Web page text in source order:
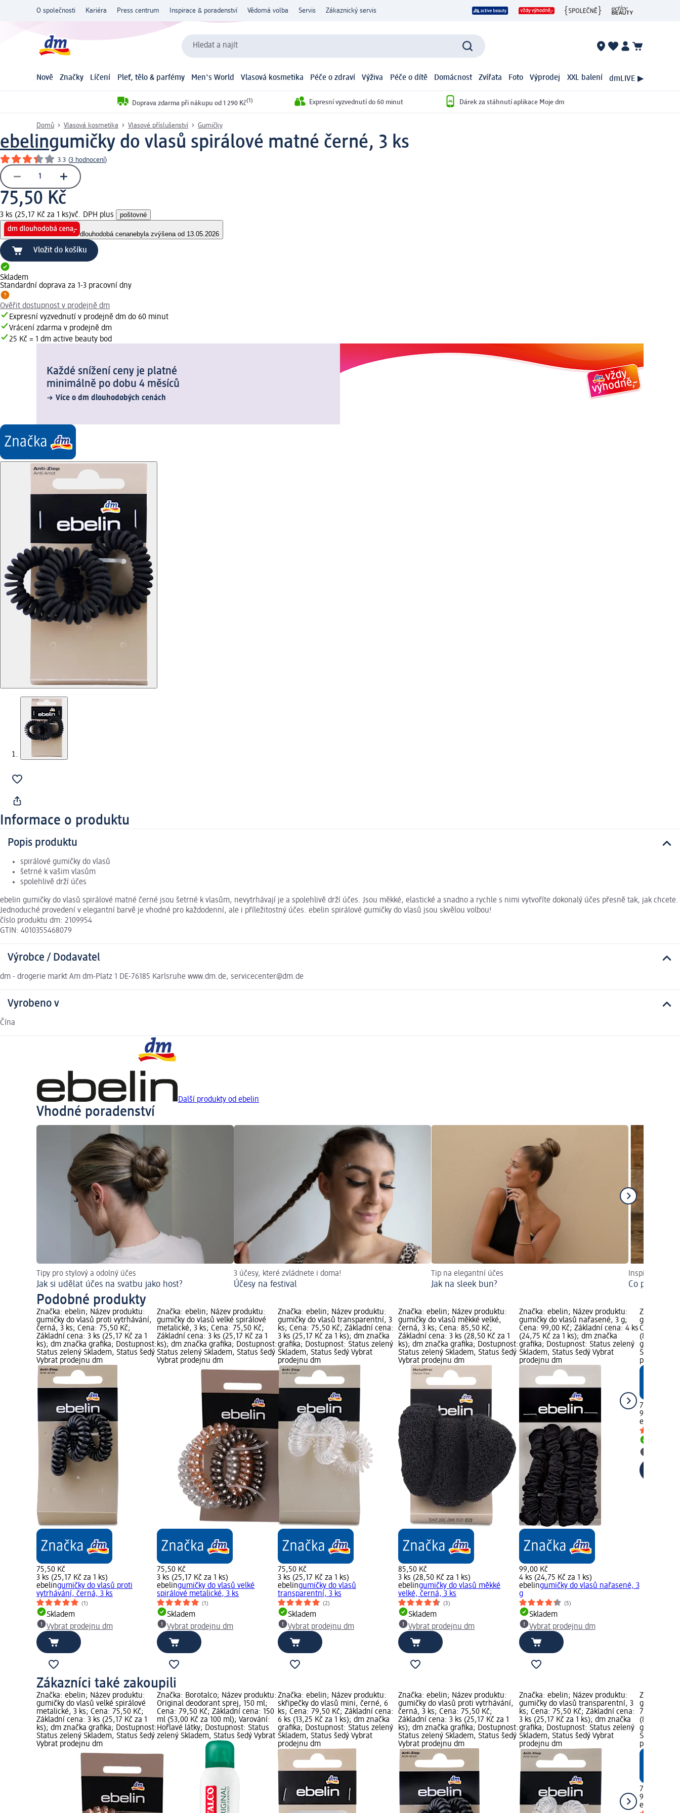
O společnosti Kariéra Press centrum Inspirace & poradenství Vědomá volba Servis Zákaznický servis
Hledat a najít
Nově Značky Líčení Pleť, tělo & parfémy Men's World Vlasová kosmetika Péče o zdraví Výživa Péče o dítě Domácnost Zvířata Foto Výprodej XXL balení dmLIVE ▶
Doprava zdarma při nákupu od 1 290 Kč(1) Expresní vyzvednutí do 60 minut Dárek za stáhnutí aplikace Moje dm
Domů Vlasová kosmetika Vlasové příslušenství Gumičky
ebelingumičky do vlasů spirálové matné černé, 3 ks
3.3 (3 hodnocení)
75,50 Kč
3 ks (25,17 Kč za 1 ks)vč. DPH plus poštovné
dlouhodobá cenanebyla zvýšena od 13.05.2026
Vložit do košíku
Skladem
Standardní doprava za 1-3 pracovní dny
Ověřit dostupnost v prodejně dm
Expresní vyzvednutí v prodejně dm do 60 minut
Vrácení zdarma v prodejně dm
25 Kč = 1 dm active beauty bod
Každé snížení ceny je platné
minimálně po dobu 4 měsíců
Více o dm dlouhodobých cenách
Informace o produktu
Popis produktu
spirálové gumičky do vlasů
šetrné k vašim vlasům
spolehlivě drží účes
ebelin gumičky do vlasů spirálové matné černé jsou šetrné k vlasům, nevytrhávají je a spolehlivě drží účes. Jsou měkké, elastické a snadno a rychle s nimi vytvoříte dokonalý účes přesně tak, jak chcete.
Jednoduché provedení v elegantní barvě je vhodné pro každodenní, ale i příležitostný účes. ebelin spirálové gumičky do vlasů jsou skvělou volbou!
číslo produktu dm: 2109954
GTIN: 4010355468079
Výrobce / Dodavatel
dm - drogerie markt Am dm-Platz 1 DE-76185 Karlsruhe www.dm.de, servicecenter@dm.de
Vyrobeno v
Čína
Další produkty od ebelin
Vhodné poradenství
Tipy pro stylový a odolný účes
Jak si udělat účes na svatbu jako host?
3 účesy, které zvládnete i doma!
Účesy na festival
Tip na elegantní účes
Jak na sleek bun?
Inspirace a tipy
Co patří do
Podobné produkty
Značka: ebelin; Název produktu:
gumičky do vlasů proti vytrhávání,
černá, 3 ks; Cena: 75,50 Kč;
Základní cena: 3 ks (25,17 Kč za 1
ks); dm značka grafika; Dostupnost:
Status zelený Skladem, Status šedý
Vybrat prodejnu dm
75,50 Kč
3 ks (25,17 Kč za 1 ks)
ebelingumičky do vlasů proti
vytrhávání, černá, 3 ks
(1)
Skladem
Vybrat prodejnu dm
Značka: ebelin; Název produktu:
gumičky do vlasů velké spirálové
metalické, 3 ks; Cena: 75,50 Kč;
Základní cena: 3 ks (25,17 Kč za 1
ks); dm značka grafika; Dostupnost:
Status zelený Skladem, Status šedý
Vybrat prodejnu dm
75,50 Kč
3 ks (25,17 Kč za 1 ks)
ebelingumičky do vlasů velké
spirálové metalické, 3 ks
(1)
Skladem
Vybrat prodejnu dm
Značka: ebelin; Název produktu:
gumičky do vlasů transparentní, 3
ks; Cena: 75,50 Kč; Základní cena:
3 ks (25,17 Kč za 1 ks); dm značka
grafika; Dostupnost: Status zelený
Skladem, Status šedý Vybrat
prodejnu dm
75,50 Kč
3 ks (25,17 Kč za 1 ks)
ebelingumičky do vlasů
transparentní, 3 ks
(2)
Skladem
Vybrat prodejnu dm
Značka: ebelin; Název produktu:
gumičky do vlasů měkké velké,
černá, 3 ks; Cena: 85,50 Kč;
Základní cena: 3 ks (28,50 Kč za 1
ks); dm značka grafika; Dostupnost:
Status zelený Skladem, Status šedý
Vybrat prodejnu dm
85,50 Kč
3 ks (28,50 Kč za 1 ks)
ebelingumičky do vlasů měkké
velké, černá, 3 ks
(3)
Skladem
Vybrat prodejnu dm
Značka: ebelin; Název produktu:
gumičky do vlasů nařasené, 3 g;
Cena: 99,00 Kč; Základní cena: 4 ks
(24,75 Kč za 1 ks); dm značka
grafika; Dostupnost: Status zelený
Skladem, Status šedý Vybrat
prodejnu dm
99,00 Kč
4 ks (24,75 Kč za 1 ks)
ebelingumičky do vlasů nařasené, 3
g
(5)
Skladem
Vybrat prodejnu dm
Značka:
gumičky do
Cena:
(8,39 Kč za
grafika;
Skladem,
prodejnu
75,50 Kč
9 ks (8,39
ebelin
Zákazníci také zakoupili
Značka: ebelin; Název produktu:
gumičky do vlasů velké spirálové
metalické, 3 ks; Cena: 75,50 Kč;
Základní cena: 3 ks (25,17 Kč za 1
ks); dm značka grafika; Dostupnost:
Status zelený Skladem, Status šedý
Vybrat prodejnu dm
Značka: Borotalco; Název produktu:
Original deodorant sprej, 150 ml;
Cena: 79,50 Kč; Základní cena: 150
ml (53,00 Kč za 100 ml); Varování:
Hořlavé látky; Dostupnost: Status
zelený Skladem, Status šedý Vybrat
Značka: ebelin; Název produktu:
skřipečky do vlasů mini, černé, 6
ks; Cena: 79,50 Kč; Základní cena:
6 ks (13,25 Kč za 1 ks); dm značka
grafika; Dostupnost: Status zelený
Skladem, Status šedý Vybrat
prodejnu dm
Značka: ebelin; Název produktu:
gumičky do vlasů proti vytrhávání,
černá, 3 ks; Cena: 75,50 Kč;
Základní cena: 3 ks (25,17 Kč za 1
ks); dm značka grafika; Dostupnost:
Status zelený Skladem, Status šedý
Vybrat prodejnu dm
Značka: ebelin; Název produktu:
gumičky do vlasů transparentní, 3
ks; Cena: 75,50 Kč; Základní cena:
3 ks (25,17 Kč za 1 ks); dm značka
grafika; Dostupnost: Status zelený
Skladem, Status šedý Vybrat
prodejnu dm
Značka:
gumičky
75,50 Kč;
(8,39 Kč za
grafika;
Skladem,
prodejnu
75,50 Kč
9 ks (8,39
ebelin